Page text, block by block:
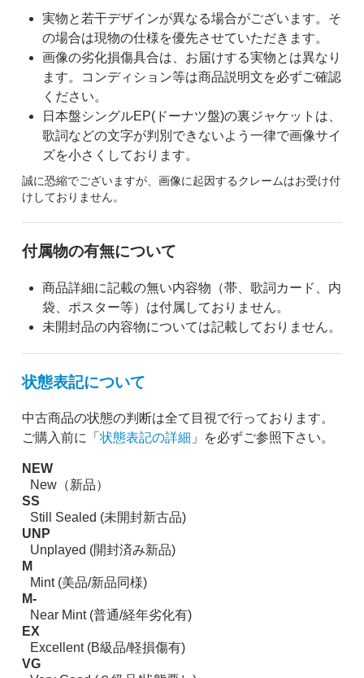
実物と若干デザインが異なる場合がございます。そ
の場合は現物の仕様を優先させていただきます。
画像の劣化損傷具合は、お届けする実物とは異なり
ます。コンディション等は商品説明文を必ずご確認
ください。
日本盤シングルEP(ドーナツ盤)の裏ジャケットは、
歌詞などの文字が判別できないよう一律で画像サイ
ズを小さくしております。
誠に恐縮でございますが、画像に起因するクレームはお受け付
けしておりません。
付属物の有無について
商品詳細に記載の無い内容物（帯、歌詞カード、内
袋、ポスター等）は付属しておりません。
未開封品の内容物については記載しておりません。
状態表記について
中古商品の状態の判断は全て目視で行っております。
ご購入前に「 状態表記の詳細 」を必ずご参照下さい。
NEW
New（新品）
SS
Still Sealed (未開封新古品)
UNP
Unplayed (開封済み新品)
M
Mint (美品/新品同様)
M-
Near Mint (普通/経年劣化有)
EX
Excellent (B級品/軽損傷有)
VG